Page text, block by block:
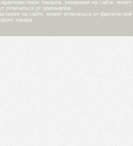
товаров, указанная на сайте,
отличаться от оригиналов.
на сайте, может отличаться от
товара.